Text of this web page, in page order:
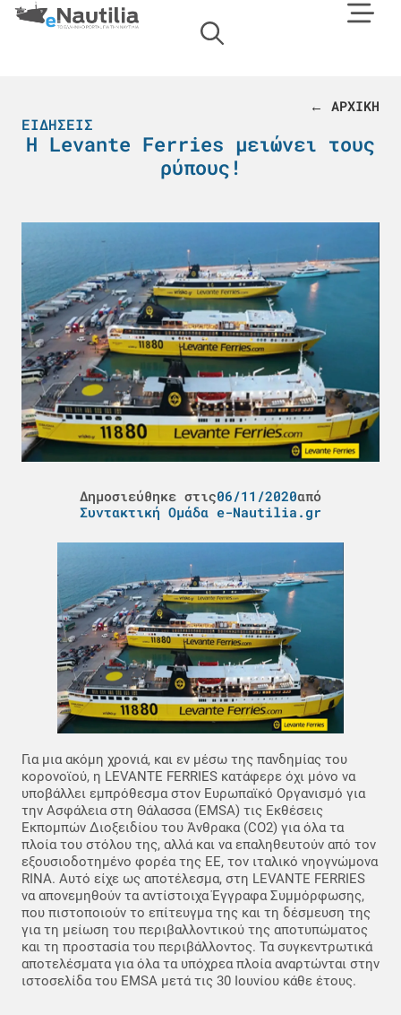
← ΑΡΧΙΚΗ
ΕΙΔΉΣΕΙΣ
Η Levante Ferries μειώνει τους
ρύπους!
Δημοσιεύθηκε στις06/11/2020από
Συντακτική Ομάδα e-Nautilia.gr
Για μια ακόμη χρονιά, και εν μέσω της πανδημίας του
κορονοϊού, η LEVANTE FERRIES κατάφερε όχι μόνο να
υποβάλλει εμπρόθεσμα στον Ευρωπαϊκό Οργανισμό για
την Ασφάλεια στη Θάλασσα (EMSA) τις Εκθέσεις
Εκπομπών Διοξειδίου του Άνθρακα (CO2) για όλα τα
πλοία του στόλου της, αλλά και να επαληθευτούν από τον
εξουσιοδοτημένο φορέα της ΕΕ, τον ιταλικό νηογνώμονα
RINA. Αυτό είχε ως αποτέλεσμα, στη LEVANTE FERRIES
να απονεμηθούν τα αντίστοιχα Έγγραφα Συμμόρφωσης,
που πιστοποιούν το επίτευγμα της και τη δέσμευση της
για τη μείωση του περιβαλλοντικού της αποτυπώματος
και τη προστασία του περιβάλλοντος. Τα συγκεντρωτικά
αποτελέσματα για όλα τα υπόχρεα πλοία αναρτώνται στην
ιστοσελίδα του EMSA μετά τις 30 Ιουνίου κάθε έτους.